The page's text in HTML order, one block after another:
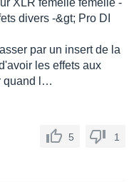
XLR femelle femelle -
divers -&gt; Pro DI
par un insert de la
les effets aux
quand l…
5 1